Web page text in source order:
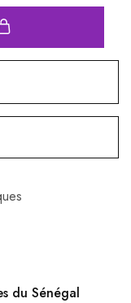
du Sénégal